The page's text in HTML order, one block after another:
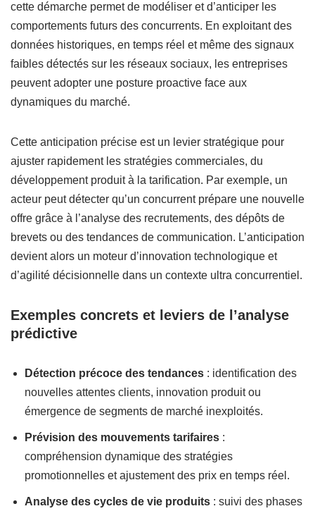
cette démarche permet de modéliser et d’anticiper les
comportements futurs des concurrents. En exploitant des
données historiques, en temps réel et même des signaux
faibles détectés sur les réseaux sociaux, les entreprises
peuvent adopter une posture proactive face aux
dynamiques du marché.
Cette anticipation précise est un levier stratégique pour
ajuster rapidement les stratégies commerciales, du
développement produit à la tarification. Par exemple, un
acteur peut détecter qu’un concurrent prépare une nouvelle
offre grâce à l’analyse des recrutements, des dépôts de
brevets ou des tendances de communication. L’anticipation
devient alors un moteur d’innovation technologique et
d’agilité décisionnelle dans un contexte ultra concurrentiel.
Exemples concrets et leviers de l’analyse
prédictive
Détection précoce des tendances : identification des
nouvelles attentes clients, innovation produit ou
émergence de segments de marché inexploités.
Prévision des mouvements tarifaires :
compréhension dynamique des stratégies
promotionnelles et ajustement des prix en temps réel.
Analyse des cycles de vie produits : suivi des phases